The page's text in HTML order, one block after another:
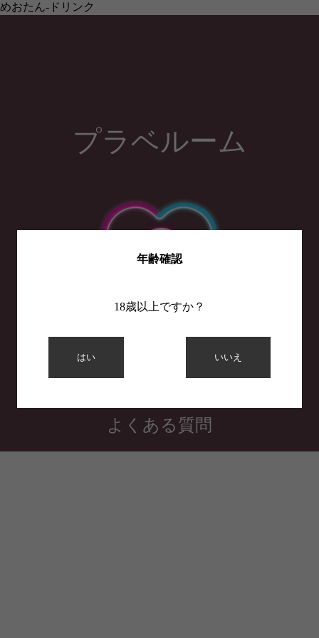
年齢確認
18歳以上ですか？
はい いいえ
めおたん-ドリンク
プラベルーム
利用規約
プライバシーポリシー
よくある質問